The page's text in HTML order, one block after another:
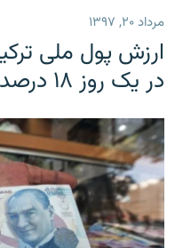
مرداد ۲۰, ۱۳۹۷
ارزش پول ملی
در یک روز ۱۸ درصد سقوط کرد